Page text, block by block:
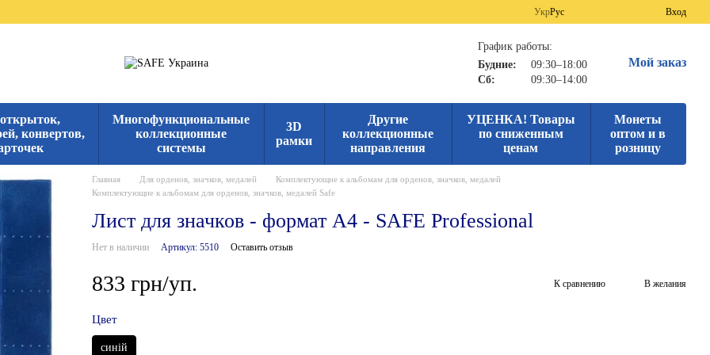
УкрРус Вход
График работы:
Будние:
09:30–18:00
Сб:
09:30–14:00
Мой заказ
конвертов,
Многофункциональные
коллекционные
системы
3D
рамки
Другие
коллекционные
направления
УЦЕНКА! Товары
по сниженным
ценам
Монеты
оптом и в
розницу
Главная Для орденов, значков, медалей
Комплектующие к альбомам для орденов, значков, медалей
Комплектующие к альбомам для орденов, значков, медалей Safe
Лист для значков - формат А4 - SAFE Professional
Нет в наличии Артикул: 5510 Оставить отзыв
833 грн/уп. К сравнению В желания
Цвет
синій